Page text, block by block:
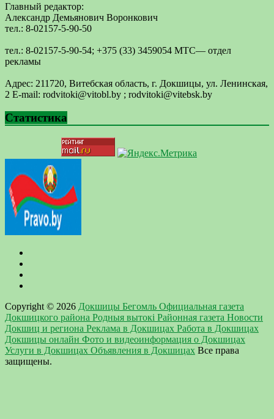
Главный редактор:
Александр Демьянович Воронкович
тел.: 8-02157-5-90-50
тел.: 8-02157-5-90-54; +375 (33) 3459054 МТС— отдел
рекламы
Адрес: 211720, Витебская область, г. Докшицы, ул. Ленинская,
2 E-mail: ​rodvitoki@​​vitobl​.by ; rodvitoki@vitebsk.by
Статистика
Copyright © 2026 Докшицы Бегомль Официальная газета
Докшицкого района Родныя вытокi Районная газета Новости
Докшиц и региона Реклама в Докшицах Работа в Докшицах
Докшицы онлайн Фото и видеоинформация о Докшицах
Услуги в Докшицах Объявления в Докшицах Все права
защищены.